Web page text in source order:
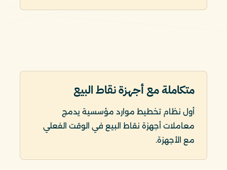
متكاملة مع أجهزة نقاط البيع
أول نظام تخطيط موارد مؤسسية يدمج
معاملات أجهزة نقاط البيع في الوقت الفعلي
مع الأجهزة.